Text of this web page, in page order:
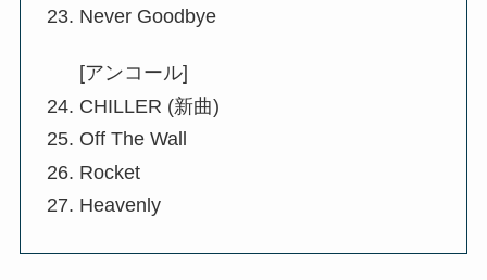
Never Goodbye
[アンコール]
CHILLER (新曲)
Off The Wall
Rocket
Heavenly